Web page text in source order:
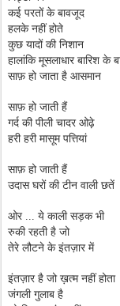
कई परतों के बावजूद
हलके नहीं होते
कुछ यादों की निशान
हालांकि मूसलाधार बारिश के
साफ़ हो जाता है आसमान
साफ़ हो जाती हैं
गर्द की पीली चादर ओढ़े
हरी हरी मासूम पत्तियां
साफ़ हो जाती हैं
उदास घरों की टीन वाली छतें
ओर ... ये काली सड़क भी
रुकी रहती है जो
तेरे लौटने के इंतज़ार में
इंतज़ार है जो ख़त्म नहीं होता
जंगली गुलाब है